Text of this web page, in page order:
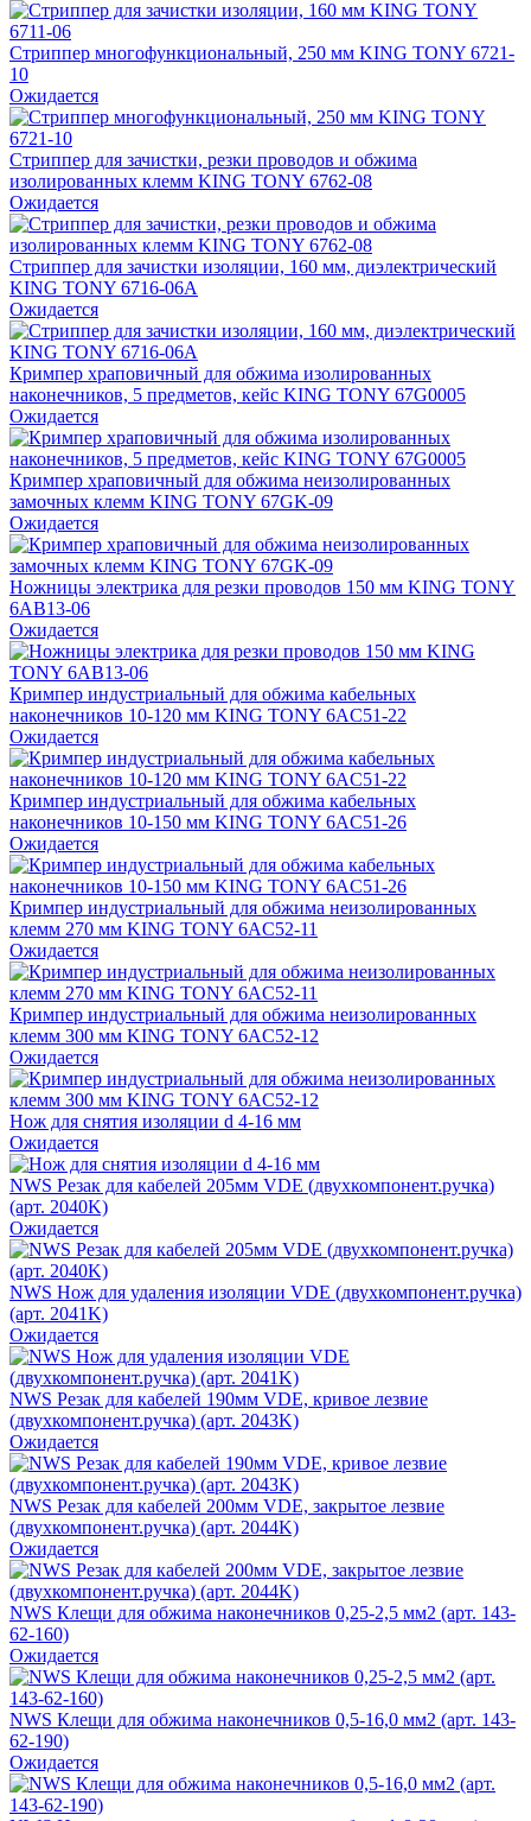
Стриппер многофункциональный, 250 мм KING TONY 6721-
10
Ожидается
Стриппер для зачистки, резки проводов и обжима
изолированных клемм KING TONY 6762-08
Ожидается
Стриппер для зачистки изоляции, 160 мм, диэлектрический
KING TONY 6716-06A
Ожидается
Кримпер храповичный для обжима изолированных
наконечников, 5 предметов, кейс KING TONY 67G0005
Ожидается
Кримпер храповичный для обжима неизолированных
замочных клемм KING TONY 67GK-09
Ожидается
Ножницы электрика для резки проводов 150 мм KING TONY
6AB13-06
Ожидается
Кримпер индустриальный для обжима кабельных
наконечников 10-120 мм KING TONY 6AC51-22
Ожидается
Кримпер индустриальный для обжима кабельных
наконечников 10-150 мм KING TONY 6AC51-26
Ожидается
Кримпер индустриальный для обжима неизолированных
клемм 270 мм KING TONY 6AC52-11
Ожидается
Кримпер индустриальный для обжима неизолированных
клемм 300 мм KING TONY 6AC52-12
Ожидается
Нож для снятия изоляции d 4-16 мм
Ожидается
NWS Резак для кабелей 205мм VDE (двухкомпонент.ручка)
(арт. 2040K)
Ожидается
NWS Нож для удаления изоляции VDE (двухкомпонент.ручка)
(арт. 2041K)
Ожидается
NWS Резак для кабелей 190мм VDE, кривое лезвие
(двухкомпонент.ручка) (арт. 2043K)
Ожидается
NWS Резак для кабелей 200мм VDE, закрытое лезвие
(двухкомпонент.ручка) (арт. 2044K)
Ожидается
NWS Клещи для обжима наконечников 0,25-2,5 мм2 (арт. 143-
62-160)
Ожидается
NWS Клещи для обжима наконечников 0,5-16,0 мм2 (арт. 143-
62-190)
Ожидается